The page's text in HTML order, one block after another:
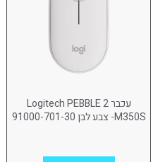
עכבר Logitech PEBBLE 2
M350S- צבע לבן 91000-701-30